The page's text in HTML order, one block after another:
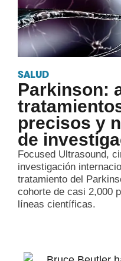
SALUD
Parkinson:
precisos y
de
Focused Ultrasound,
investigación
tratamiento del
cohorte de casi 2,000
líneas científicas.